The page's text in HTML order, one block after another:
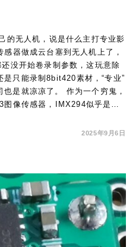
的无人机，说是什么主打专业影
器做成云台塞到无人机上了，
没开始卷录制参数，这玩意除
只能录制8bit420素材，“专业”
是就凉凉了。 作为一个穷鬼，
图像传感器，IMX294似乎是…
2025年9月6日